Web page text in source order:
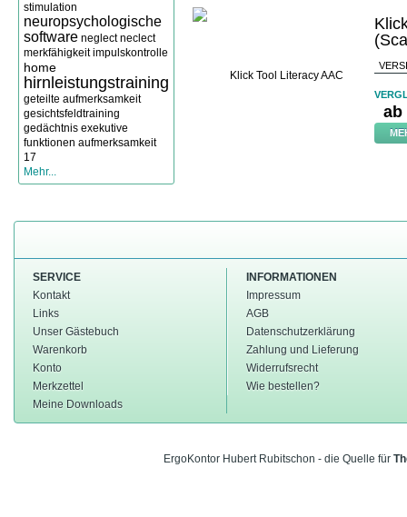
stimulation
neuropsychologische
software neglect neclect
merkfähigkeit impulskontrolle
home
hirnleistungstraining
geteilte aufmerksamkeit
gesichtsfeldtraining
gedächtnis exekutive
funktionen aufmerksamkeit
17
Mehr...
ab
SERVICE
Kontakt
Links
Unser Gästebuch
Warenkorb
Konto
Merkzettel
Meine Downloads
INFORMATIONEN
Impressum
AGB
Datenschutzerklärung
Zahlung und Lieferung
Widerrufsrecht
Wie bestellen?
ErgoKontor Hubert Rubitschon - die Quelle für